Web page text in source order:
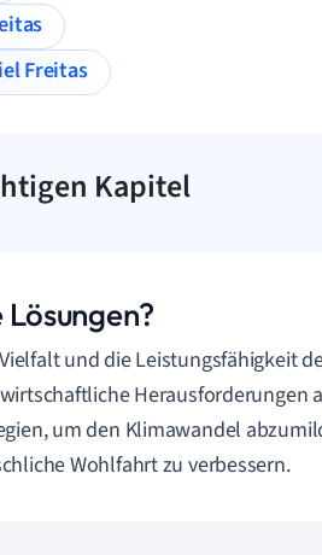
Freitas
Kapitel
und die Leistungsfähigkeit
Herausforderungen
um den Klimawandel
Wohlfahrt zu verbessern.